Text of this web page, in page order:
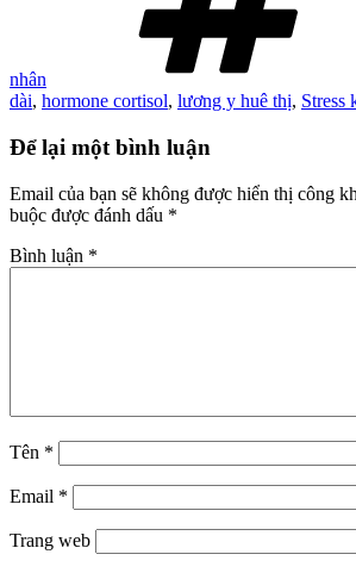
nhân
dài, hormone cortisol, lương y huê thị, Stress
Để lại một bình luận
Email của bạn sẽ không được hiển thị công
buộc được đánh dấu *
Bình luận *
Tên *
Email *
Trang web